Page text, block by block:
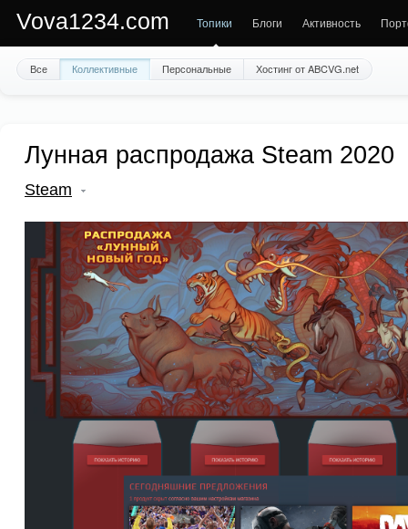
Vova1234.com Топики Блоги Активность
Все Коллективные Персональные Хостинг от ABCVG.net
Лунная распродажа Steam 2020
Steam